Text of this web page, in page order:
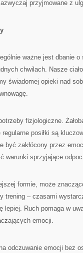
przyjmowane z
ważne jest dbanie
chwilach. Nasze
świadomej opieki nad
fizjologiczne.
posiłki są
być zakłócony przez
warunki sprzyjające
formie, może
trening – czasami
lepiej. Ruch pomaga w
emocji.
odczuwanie emocji bez